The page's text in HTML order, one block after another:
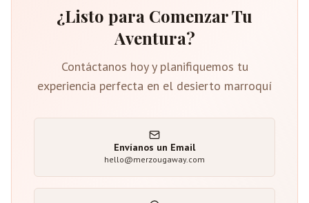
¿Listo para Comenzar Tu
Aventura?
Contáctanos hoy y planifiquemos tu
experiencia perfecta en el desierto marroquí
Envíanos un Email
hello@merzougaway.com